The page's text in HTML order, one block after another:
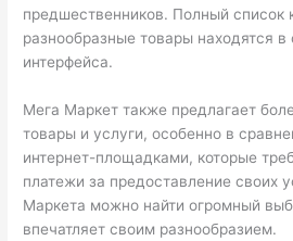
предшественников. Полный список
разнообразные товары находятся
интерфейса.
Мега Маркет также предлагает
товары и услуги, особенно в
интернет-площадками, которые
платежи за предоставление своих
Маркета можно найти огромный
впечатляет своим разнообразием.